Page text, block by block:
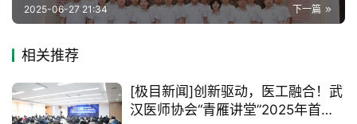
下一篇
2025-06-27 21:34
相关推荐
[极目新闻]创新驱动，医工融合！武
汉医师协会“青雁讲堂”2025年首讲